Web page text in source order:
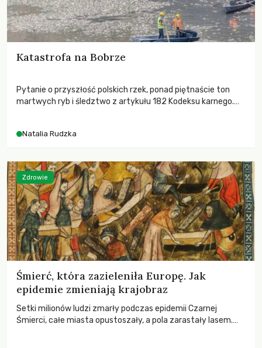
Katastrofa na Bobrze
Pytanie o przyszłość polskich rzek, ponad piętnaście ton
martwych ryb i śledztwo z artykułu 182 Kodeksu karnego.
zdarzeń prowadzących do biologicznej śmierci rzeki.
Natalia Rudzka
Śmierć, która zazieleniła Europę. Jak
epidemie zmieniają krajobraz
Setki milionów ludzi zmarły podczas epidemii Czarnej
Śmierci, całe miasta opustoszały, a pola zarastały lasem.
Zdrowie